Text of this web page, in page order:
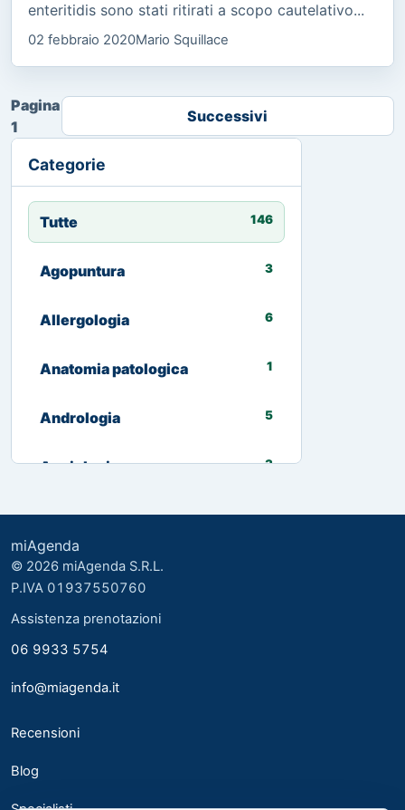
Categorie
Tutte 146
Agopuntura 3
Allergologia 6
Anatomia patologica 1
Andrologia 5
Angiologia 3
Biologo nutrizionista 13
Cardiologia
Chirurgia Generale
6
enteritidis sono stati ritirati a scopo cautelativo...
02 febbraio 2020Mario Squillace
Pagina
1
Successivi
miAgenda
© 2026 miAgenda S.R.L.
P.IVA 01937550760
Assistenza prenotazioni
06 9933 5754
info@miagenda.it
Recensioni
Blog